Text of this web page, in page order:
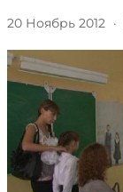
20 Ноябрь 2012 ·